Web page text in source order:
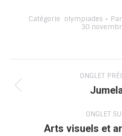
Catégorie olympiades Par
30
de
commentaire
ONGLET
ONGLET
Arts visuels et